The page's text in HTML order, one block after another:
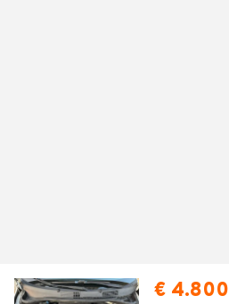
€ 4.800